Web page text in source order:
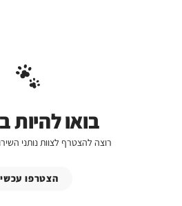
בואו להיות
רוצה להצטרף לצוות נותני
הצטרפו